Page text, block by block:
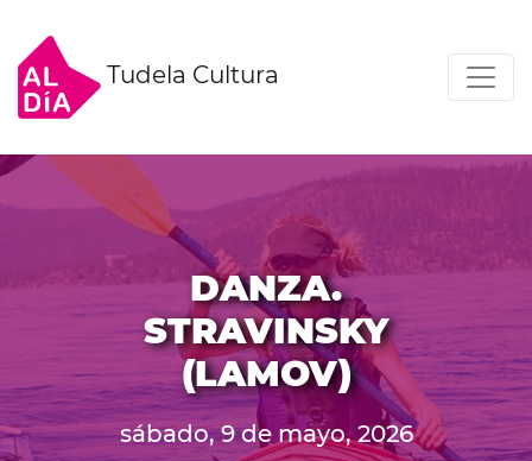
Tudela Cultura
DANZA.
STRAVINSKY
(LAMOV)
sábado, 9 de mayo, 2026